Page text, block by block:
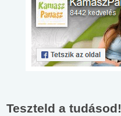
Teszteld a tudásod!